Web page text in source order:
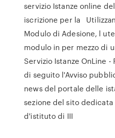
servizio Istanze online
iscrizione per la
Modulo di Adesione, l
modulo in per mezzo di
Servizio Istanze OnLine
di seguito l'Avviso
news del portale delle
sezione del sito
d'istituto di III